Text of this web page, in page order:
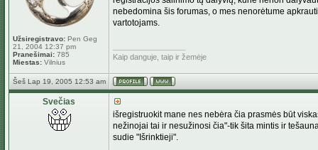
Užsiregistravo: Pen Geg
21, 2004 12:37 pm
Pranešimai: 785
Miestas: Vilnius
nebedomina šis forumas, o mes nenorėtume
vartotojams.
Kaip danguje, taip ir žemėje
Šeš Lap 19, 2005 12:53 am
Svečias
išregistruokit mane nes nebėra čia prasmės būt
nežinojai tai ir nesužinosi čia"-tik šita mintis ir
sudie "Išrinktieji".